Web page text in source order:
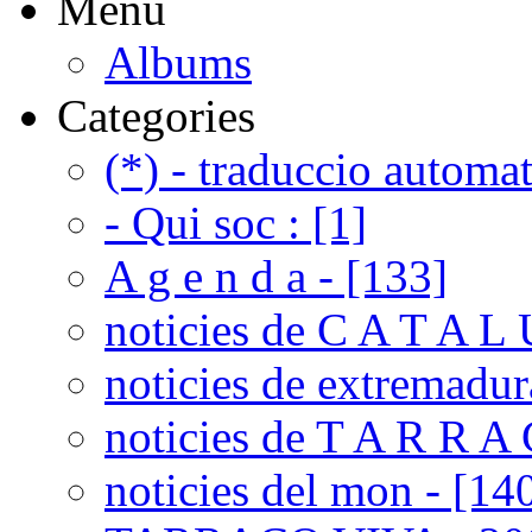
Albums
Categories
(*) - traduccio
- Qui soc : [1]
A g e n d a - [133]
noticies de C A T A L
noticies de
noticies de T A R R A
noticies del mon -